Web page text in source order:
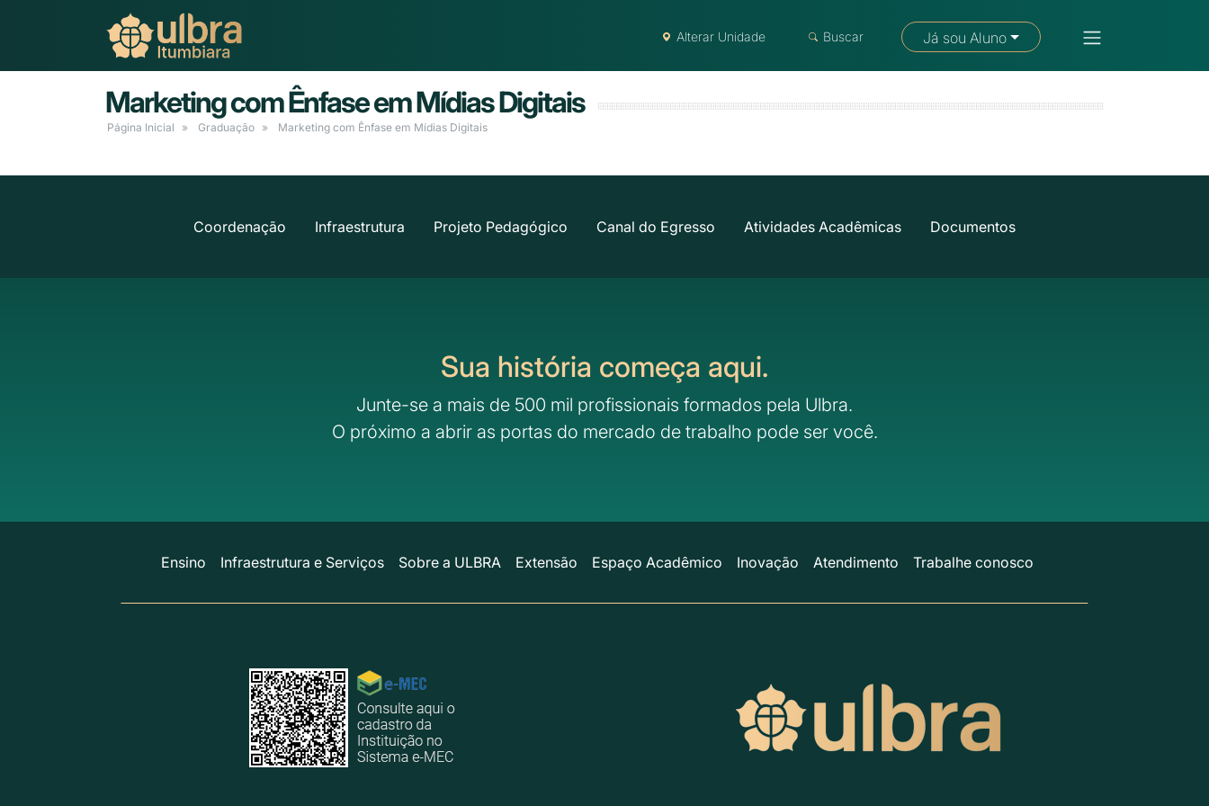
Fale com um consultor
Alterar Unidade Buscar Já sou Aluno
Marketing com Ênfase em Mídias Digitais
Página Inicial Graduação Marketing com Ênfase em Mídias Digitais
Coordenação Infraestrutura Projeto Pedagógico Canal do Egresso Atividades Acadêmicas Documentos
Sua história começa aqui.
Junte-se a mais de 500 mil profissionais formados pela Ulbra.
O próximo a abrir as portas do mercado de trabalho pode ser você.
Ensino Infraestrutura e Serviços Sobre a ULBRA Extensão Espaço Acadêmico Inovação Atendimento Trabalhe conosco